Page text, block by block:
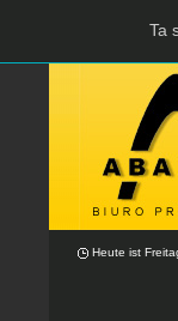
Heute ist
Ta